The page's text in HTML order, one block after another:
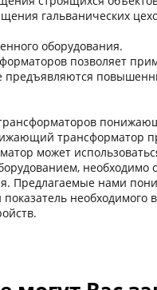
гальванических
оборудования.
позволяет
предъявляются
трансформатор
может
необходимо
Предлагаемые нами
необходимого